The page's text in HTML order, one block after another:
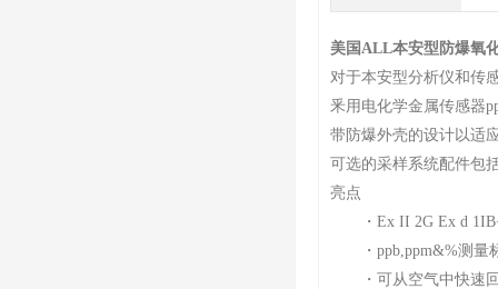
美国ALL本安型防爆氧
对于本安型分析仪和传
釆用电化学金属传感器
带防爆外壳的设计以适
可选的采样系统配件包
亮点
・Ex II 2G Ex d
・ppb,ppm&%测量
・可从空气中快速回